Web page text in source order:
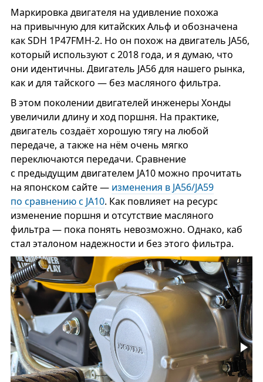
Маркировка двигателя на удивление похожа
на привычную для китайских Альф и обозначена
как SDH 1P47FMH-2. Но он похож на двигатель JA56,
который используют с 2018 года, и я думаю, что
они идентичны. Двигатель JA56 для нашего рынка,
как и для тайского — без масляного фильтра.
В этом поколении двигателей инженеры Хонды
увеличили длину и ход поршня. На практике,
двигатель создаёт хорошую тягу на любой
передаче, а также на нём очень мягко
переключаются передачи. Сравнение
с предыдущим двигателем JA10 можно прочитать
на японском сайте — изменения в JA56/JA59
по сравнению с JA10. Как повлияет на ресурс
изменение поршня и отсутствие масляного
фильтра — пока понять невозможно. Однако, каб
стал эталоном надежности и без этого фильтра.